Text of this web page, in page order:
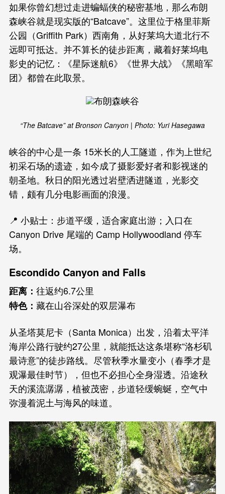
如果你曾幻想过走进蝙蝠侠的秘密基地，那么布朗
森峡谷就是现实版的“Batcave”。这里位于格里菲斯
公园（Griffith Park）西南角，从好莱坞大道北行不
远即可抵达。并不算长的徒步距离，藏着好莱坞电
影史的记忆：《星际迷航6》《世界大战》《黑暗军
团》都曾在此取景。
“The Batcave” at Bronson Canyon | Photo: Yuri Hasegawa
峡谷的中心是一条 15米长的人工隧道，作为上世纪
初采石场的遗迹，如今成了摄影爱好者和影视迷的
朝圣地。秋日的阳光透过岩壁洒进隧道，光影交
错，颇有几分电影画面的浪漫。
📍 小贴士：步道平缓，适合家庭出游；入口在
Canyon Drive 尾端的 Camp Hollywoodland 停车
场。
Escondido Canyon and Falls
距离： 往返约6.7公里
特色： 藏在山谷深处的双层瀑布
从圣塔莫尼卡（Santa Monica）出发，沿着太平洋
海岸公路行驶约27公里，就能抵达这条堪称“洛杉矶
最诗意”的徒步路线。尽管秋季水量变小（春季才是
观瀑最佳时节），但也不必担心全身湿透。沿途秋
天的溪流潺潺，植被茂密，步道轻缓蜿蜒，空气中
弥漫着泥土与海风的味道。